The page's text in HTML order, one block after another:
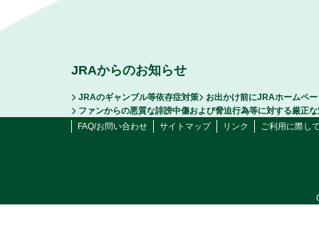
JRAからのお知らせ
JRAのギャンブル等依存症対策
お出かけ前にJRAホームペ
ファンからの悪質な誹謗中傷および脅迫行為等に対する厳正
FAQ/お問い合わせ
サイトマップ リンク ご利用に際し